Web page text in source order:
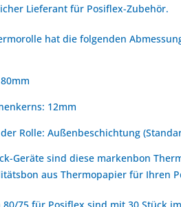
Lieferant für Posiflex-Zubehör.
hat die folgenden
12mm
Rolle: Außenbeschichtung
Geräte sind diese markenbon
aus Thermopapier für Ihren